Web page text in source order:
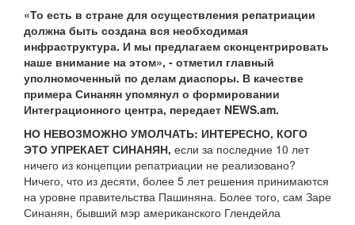
«То есть в стране для осуществления репатриации
должна быть создана вся необходимая
инфраструктура. И мы предлагаем сконцентрировать
наше внимание на этом», - отметил главный
уполномоченный по делам диаспоры. В качестве
примера Синанян упомянул о формировании
Интеграционного центра, передает NEWS.am.
НО НЕВОЗМОЖНО УМОЛЧАТЬ: ИНТЕРЕСНО, КОГО
ЭТО УПРЕКАЕТ СИНАНЯН, если за последние 10 лет
ничего из концепции репатриации не реализовано?
Ничего, что из десяти, более 5 лет решения принимаются
на уровне правительства Пашиняна. Более того, сам Заре
Синанян, бывший мэр американского Глендейла